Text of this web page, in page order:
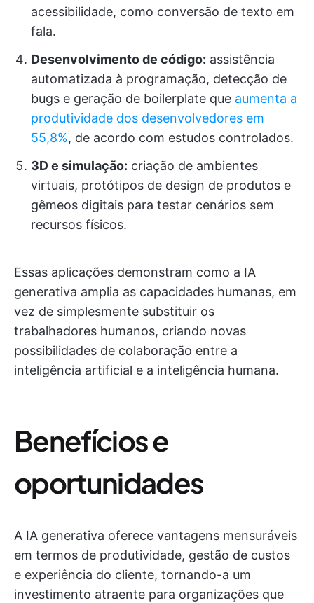
acessibilidade, como conversão de texto em
fala.
Desenvolvimento de código: assistência
automatizada à programação, detecção de
bugs e geração de boilerplate que aumenta a
produtividade dos desenvolvedores em
55,8%, de acordo com estudos controlados.
3D e simulação: criação de ambientes
virtuais, protótipos de design de produtos e
gêmeos digitais para testar cenários sem
recursos físicos.
Essas aplicações demonstram como a IA
generativa amplia as capacidades humanas, em
vez de simplesmente substituir os
trabalhadores humanos, criando novas
possibilidades de colaboração entre a
inteligência artificial e a inteligência humana.
Benefícios e
oportunidades
A IA generativa oferece vantagens mensuráveis
em termos de produtividade, gestão de custos
e experiência do cliente, tornando-a um
investimento atraente para organizações que